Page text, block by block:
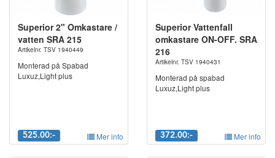
Superior 2" Omkastare /
vatten SRA 215
Artikelnr. TSV 1940449
Monterad på Spabad
Luxuz,Light plus
525.00:- Mer info
Superior Vattenfall
omkastare ON-OFF. SRA
216
Artikelnr. TSV 1940431
Monterad på spabad
Luxuz,Light plus
372.00:- Mer info